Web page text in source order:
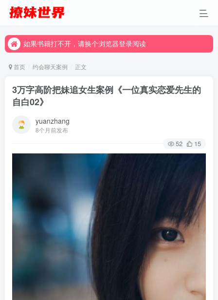
如果书籍打不开，请换个浏览器登录阅读
如果书籍打不开，请换个浏览器登录阅读
首页 约会聊天案例 正文
3万字高阶把妹追女生案例《一位真实恋爱先生的
自白02》
yuanzhang
8个月前发布
52 15